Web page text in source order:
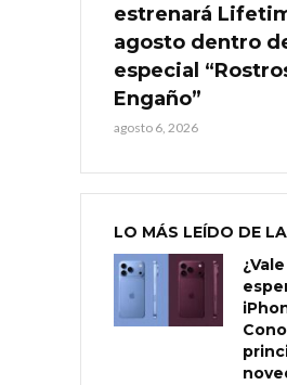
estrenará
agosto dentro
especial
Engaño”
agosto 6, 2026
LO MÁS LEÍDO DE